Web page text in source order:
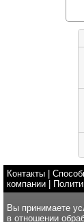
Контакты
компании
Вы принимаете
в отношении